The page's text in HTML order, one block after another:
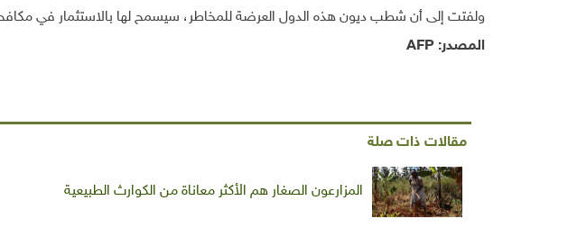
ولفتت إلى أن شطب ديون هذه الدول العرضة للمخاطر، سيسمح لها بالاستثمار في مكافحة
المصدر: AFP
مقالات ذات صلة
المزارعون الصغار هم الأكثر معاناة من الكوارث الطبيعية